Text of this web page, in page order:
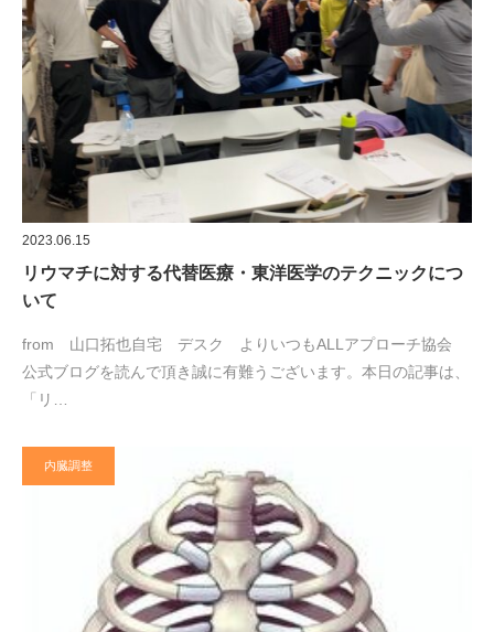
2023.06.15
リウマチに対する代替医療・東洋医学のテクニックにつ
いて
from 山口拓也自宅 デスク よりいつもALLアプローチ協会
公式ブログを読んで頂き誠に有難うございます。本日の記事は、
「リ…
内臓調整